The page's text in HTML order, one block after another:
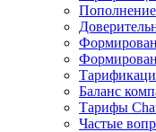
Пополнение
Баланс
Тарифы
Частые